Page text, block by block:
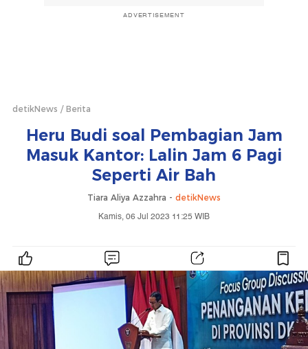
ADVERTISEMENT
detikNews Berita
Heru Budi soal Pembagian Jam
Masuk Kantor: Lalin Jam 6 Pagi
Seperti Air Bah
Tiara Aliya Azzahra - detikNews
Kamis, 06 Jul 2023 11:25 WIB